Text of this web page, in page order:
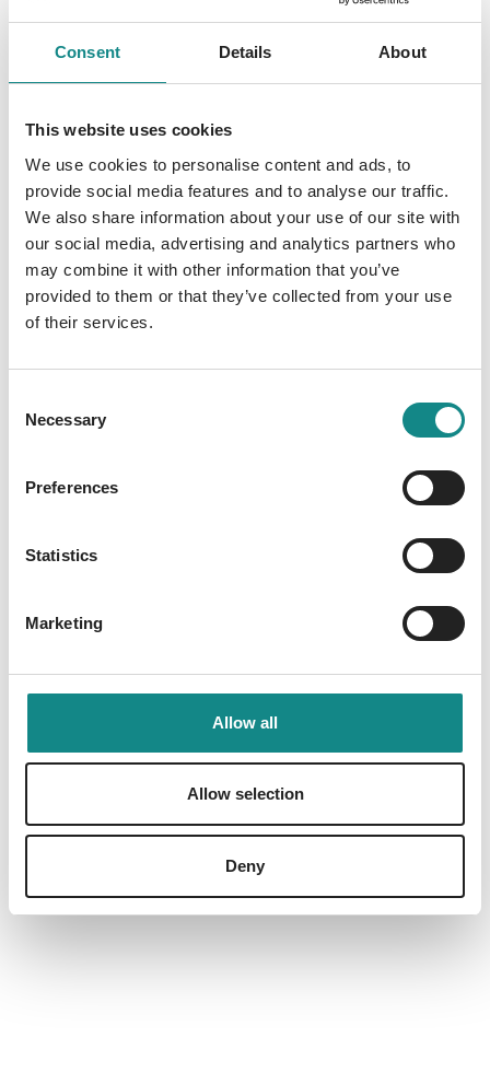
Consent Details About
This website uses cookies
We use cookies to personalise content and ads, to
provide social media features and to analyse our traffic.
We also share information about your use of our site with
our social media, advertising and analytics partners who
may combine it with other information that you’ve
provided to them or that they’ve collected from your use
of their services.
Selection
Necessary
Preferences
Statistics
Marketing
Allow all
Allow selection
Deny
Geschichtsstudiums ist zum wiederholten
erfährt sie, dass ihre Tante über eine der
Klippen an der Jurassic Coast gestürzt ist –
allerdings nicht ohne Hilfe. Der einzige
Zeuge: Silly Old Joe, der behauptet, mit
Geistern sprechen zu können. Dann
verschafft sich jemand Zugang zu Tante
Mauds Cottage und ein rätselhafter
Zeitungsartikel sowie die Memoiren von
Spuren zu verwischen. Sara Rattlebag
ermittelt – unterstützt von Tante Mauds alten
Freunden und zwei Männern, die um ihre
Liebe konkurrieren.
Back to overview